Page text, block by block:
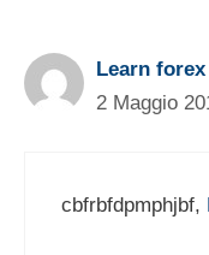
Learn
2 Maggio
cbfrbfdpmphjbf,